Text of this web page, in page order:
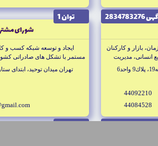
بازار و كاركنان
انسانى، مديريت
44092210
44084528
توان 1
شوراى
ايجاد و توسعه شبكه كسب و
مستمر با تشكل هاى صادراتى
تهران ميدان توحيد، ابتداى ستارخان،